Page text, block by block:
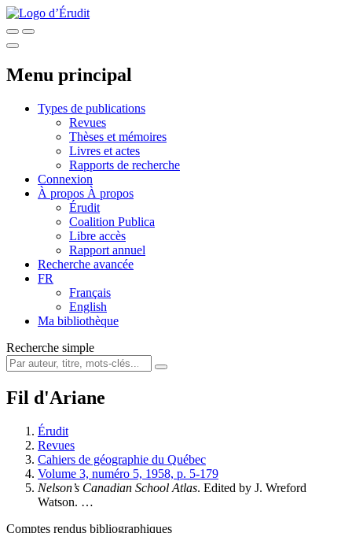
Menu principal
Types de publications
Revues
Thèses et mémoires
Livres et actes
Rapports de recherche
Connexion
À propos À propos
Érudit
Coalition Publica
Libre accès
Rapport annuel
Recherche avancée
FR
Français
English
Ma bibliothèque
Recherche simple
Fil d'Ariane
Érudit
Revues
Cahiers de géographie du Québec
Volume 3, numéro 5, 1958, p. 5-179
Nelson’s Canadian School Atlas. Edited by J. Wreford
Watson. …
Comptes rendus bibliographiques